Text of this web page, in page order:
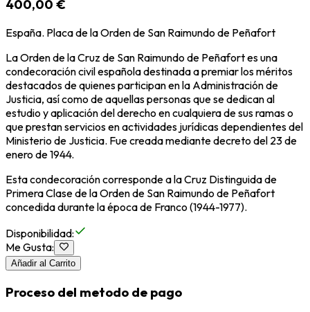
400,00 €
España. Placa de la Orden de San Raimundo de Peñafort
La Orden de la Cruz de San Raimundo de Peñafort es una
condecoración civil española destinada a premiar los méritos
destacados de quienes participan en la Administración de
Justicia, así como de aquellas personas que se dedican al
estudio y aplicación del derecho en cualquiera de sus ramas o
que prestan servicios en actividades jurídicas dependientes del
Ministerio de Justicia. Fue creada mediante decreto del 23 de
enero de 1944.
Esta condecoración corresponde a la Cruz Distinguida de
Primera Clase de la Orden de San Raimundo de Peñafort
concedida durante la época de Franco (1944-1977).
Disponibilidad:
Me Gusta:
Añadir al Carrito
Proceso del metodo de pago